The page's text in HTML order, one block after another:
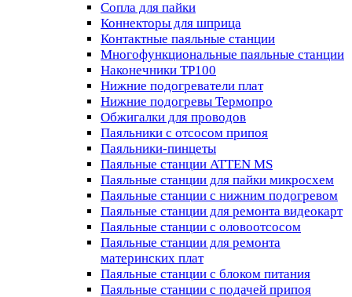
Сопла для пайки
Коннекторы для шприца
Контактные паяльные станции
Многофункциональные паяльные станции
Наконечники TP100
Нижние подогреватели плат
Нижние подогревы Термопро
Обжигалки для проводов
Паяльники с отсосом припоя
Паяльники-пинцеты
Паяльные станции ATTEN MS
Паяльные станции для пайки микросхем
Паяльные станции с нижним подогревом
Паяльные станции для ремонта видеокарт
Паяльные станции с оловоотсосом
Паяльные станции для ремонта
материнских плат
Паяльные станции с блоком питания
Паяльные станции с подачей припоя